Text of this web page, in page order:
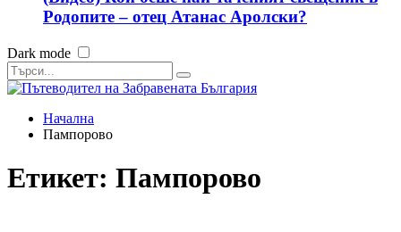
Родопите – отец Атанас Аролски?
Dark mode
Начална
Пампорово
Етикет: Пампорово